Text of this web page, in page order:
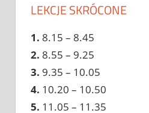
LEKCJE SKRÓCONE
1. 8.15 – 8.45
2. 8.55 – 9.25
3. 9.35 – 10.05
4. 10.20 – 10.50
5. 11.05 – 11.35